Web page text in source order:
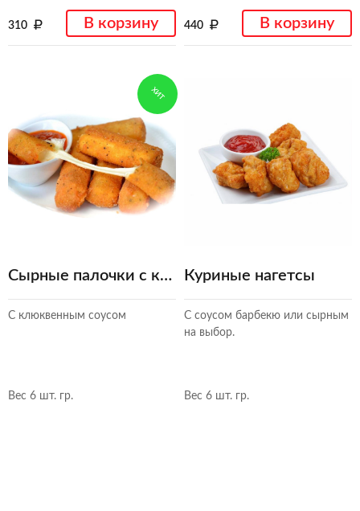
310 В корзину 440 В корзину
ХИТ
Сырные палочки c клюквенным соусом
С клюквенным соусом
Вес 6 шт. гр.
Куриные нагетсы
С соусом барбекю или сырным
на выбор.
Вес 6 шт. гр.